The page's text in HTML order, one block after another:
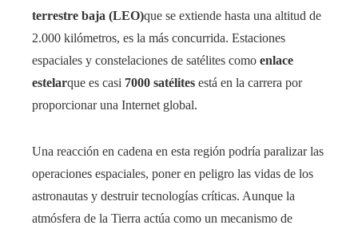
terrestre baja (LEO)que se extiende hasta una altitud de
2.000 kilómetros, es la más concurrida. Estaciones
espaciales y constelaciones de satélites como enlace
estelarque es casi 7000 satélites está en la carrera por
proporcionar una Internet global.
Una reacción en cadena en esta región podría paralizar las
operaciones espaciales, poner en peligro las vidas de los
astronautas y destruir tecnologías críticas. Aunque la
atmósfera de la Tierra actúa como un mecanismo de